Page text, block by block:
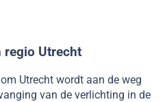
regio Utrecht
Utrecht wordt aan de weg
van de verlichting in de